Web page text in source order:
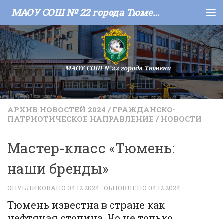
Skip to content МАОУ СОШ № 22 города Тюмени
АРХИВ НОВОСТЕЙ 2024 / ГРАЖДАНСКО-
ПАТРИОТИЧЕСКОЕ НАПРАВЛЕНИЕ / НОВОСТИ
Мастер-класс «Тюмень:
наши бренды»
ОПУБЛИКОВАНО 04.12.2024 · ОБНОВЛЕНО 04.12.2024
Тюмень известна в стране как